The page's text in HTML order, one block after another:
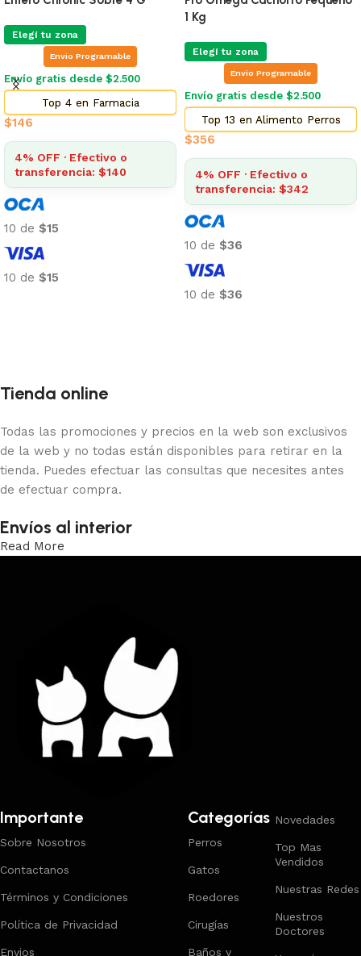
Elegí tu zona
Envio Programable
Envío gratis desde $2.500
Top 4 en Farmacia
$146
4% OFF · Efectivo o
transferencia: $140
10 de $15
10 de $15
1 Kg
Elegí tu zona
Envio Programable
Envío gratis desde $2.500
Top 13 en Alimento Perros
$356
4% OFF · Efectivo o
transferencia: $342
10 de $36
10 de $36
Tienda online
Todas las promociones y precios en la web son exclusivos
de la web y no todas están disponibles para retirar en la
tienda. Puedes efectuar las consultas que necesites antes
de efectuar compra.
Envíos al interior
Read More
Importante
Sobre Nosotros
Contactanos
Términos y Condiciones
Política de Privacidad
Envios
Categorías
Perros
Gatos
Roedores
Cirugías
Baños y
Novedades
Top Mas
Vendidos
Nuestras Redes
Nuestros
Doctores